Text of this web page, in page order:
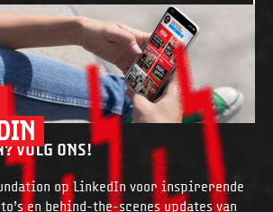
VOLG ONS!
op LinkedIn voor inspirerende
en behind-the-scenes updates van